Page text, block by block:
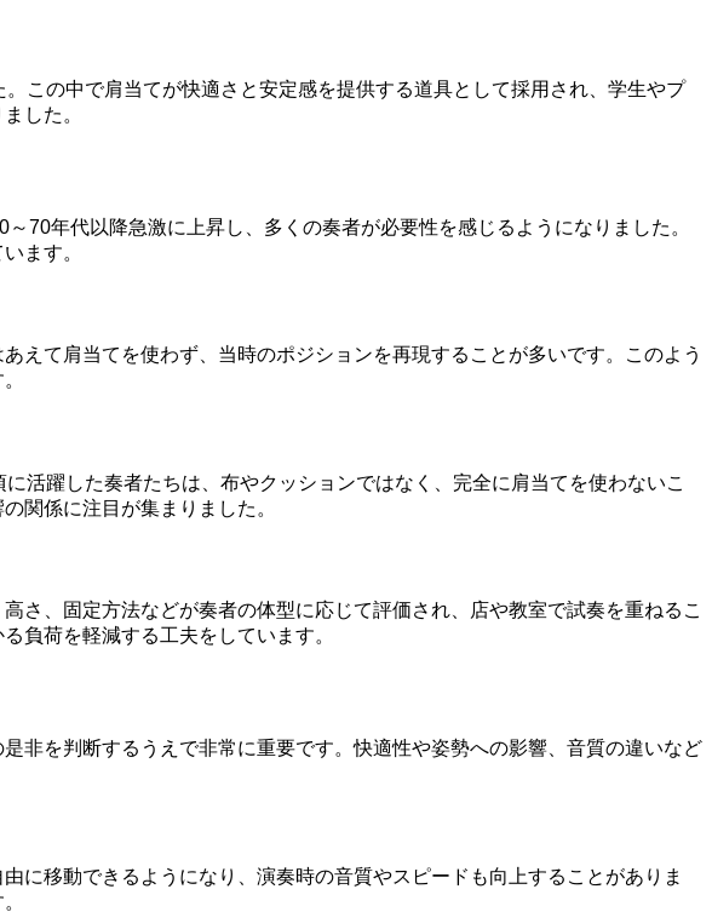
この中で肩当てが快適さと安定感を提供する道具として採用され、学生やプ
した。
70年代以降急激に上昇し、多くの奏者が必要性を感じるようになりました。
ます。
えて肩当てを使わず、当時のポジションを再現することが多いです。このよう
活躍した奏者たちは、布やクッションではなく、完全に肩当てを使わないこ
関係に注目が集まりました。
さ、固定方法などが奏者の体型に応じて評価され、店や教室で試奏を重ねるこ
負荷を軽減する工夫をしています。
非を判断するうえで非常に重要です。快適性や姿勢への影響、音質の違いなど
に移動できるようになり、演奏時の音質やスピードも向上することがありま